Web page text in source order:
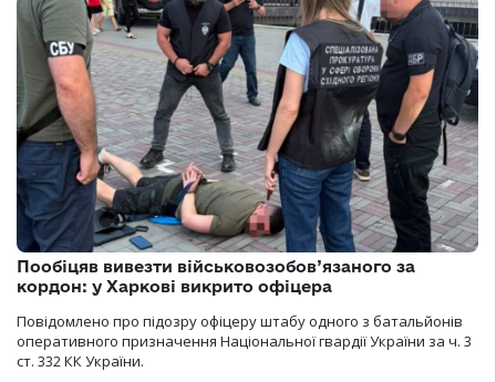
Пообіцяв вивезти військовозобов’язаного за
кордон: у Харкові викрито офіцера
Повідомлено про підозру офіцеру штабу одного з батальйонів
оперативного призначення Національної гвардії України за ч. 3
ст. 332 КК України.